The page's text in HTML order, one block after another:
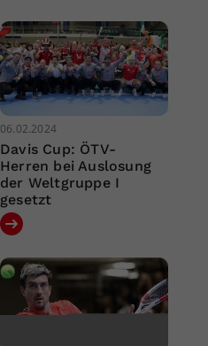
06.02.2024
Davis Cup: ÖTV-
Herren bei Auslosung
der Weltgruppe I
gesetzt